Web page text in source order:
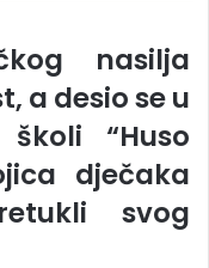
nasilja
a desio se u
“Huso
dječaka
svog